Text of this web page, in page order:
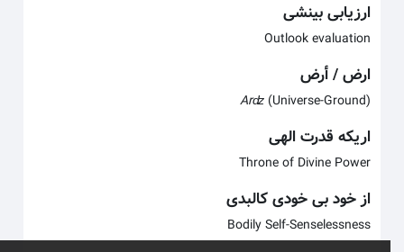
ارزیابی بینشی
Outlook evaluation
ارض / أرض
Arʣ(Universe-Ground)
اریکه قدرت الهی
Throne of Divine Power
از خود بی خودی کالبدی
Bodily Self-Senselessness